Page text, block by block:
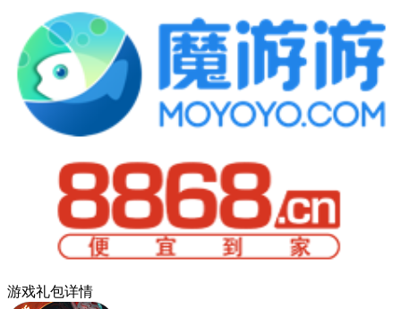
游戏礼包详情